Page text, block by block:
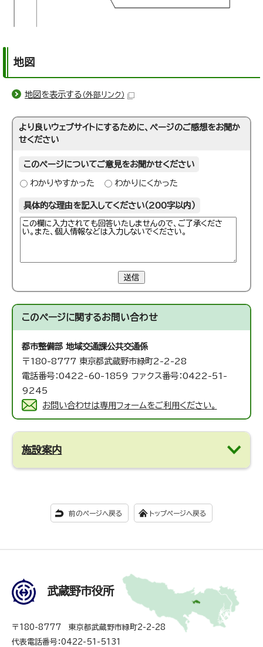
地図
地図を表示する （外部リンク）
より良いウェブサイトにするために、ページのご感想をお聞か
せください
このページについてご意見をお聞かせください
わかりやすかった わかりにくかった
具体的な理由を記入してください（200字以内）
送信
このページに関するお問い合わせ
都市整備部 地域交通課公共交通係
〒180-8777 東京都武蔵野市緑町2-2-28
電話番号：0422-60-1859 ファクス番号：0422-51-
9245
お問い合わせは専用フォームをご利用ください。
施設案内
前のページへ戻る トップページへ戻る
武蔵野市役所
〒180-8777 東京都武蔵野市緑町2-2-28
代表電話番号：0422-51-5131